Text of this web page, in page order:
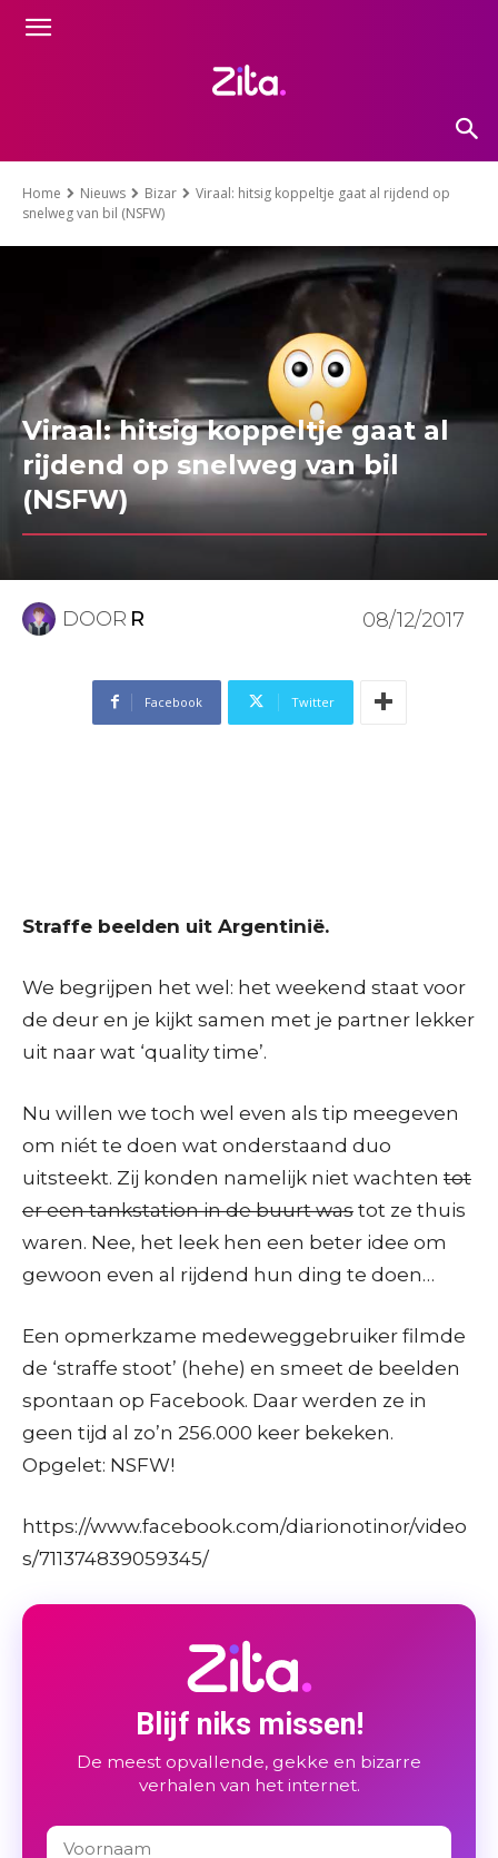
Home Nieuws Bizar
Viraal: hitsig koppeltje gaat al rijdend op
snelweg van bil (NSFW)
Viraal: hitsig koppeltje gaat al
rijdend op snelweg van bil
(NSFW)
DOOR R 08/12/2017
Facebook Twitter
Straffe beelden uit Argentinië.
We begrijpen het wel: het weekend staat voor
de deur en je kijkt samen met je partner lekker
uit naar wat ‘quality time’.
Nu willen we toch wel even als tip meegeven
om niét te doen wat onderstaand duo
uitsteekt. Zij konden namelijk niet wachten tot
er een tankstation in de buurt was tot ze thuis
waren. Nee, het leek hen een beter idee om
gewoon even al rijdend hun ding te doen…
Een opmerkzame medeweggebruiker filmde
de ‘straffe stoot’ (hehe) en smeet de beelden
spontaan op Facebook. Daar werden ze in
geen tijd al zo’n 256.000 keer bekeken.
Opgelet: NSFW!
https://www.facebook.com/diarionotinor/video
s/711374839059345/
Blijf niks missen!
De meest opvallende, gekke en bizarre
verhalen van het internet.